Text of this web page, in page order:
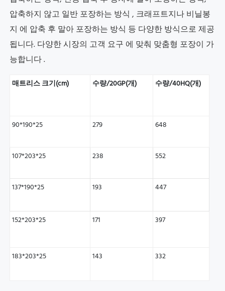
압축하지 않고 일반 포장하는 방식 , 크래프트지나 비닐봉
지 에 압축 후 말아 포장하는 방식 등 다양한 방식으로 제공
됩니다. 다양한 시장의 고객 요구 에 맞춰 맞춤형 포장이 가
능합니다.
매트리스 크기(cm) 수량/20GP(개) 수량/40HQ(개)
90*190*25 279 648
107*203*25 238 552
137*190*25 193 447
152*203*25 171 397
183*203*25 143 332